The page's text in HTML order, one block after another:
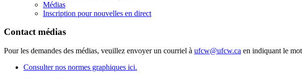
Médias
Inscription pour nouvelles en direct
Contact médias
Pour les demandes des médias, veuillez envoyer un courriel à ufcw@ufcw.ca en indiquant le
Consulter nos normes graphiques ici.